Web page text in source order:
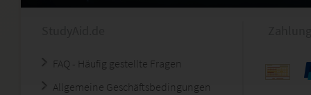
FAQ - Häufig gestellte Fragen
Allgemeine Geschäftsbedingungen